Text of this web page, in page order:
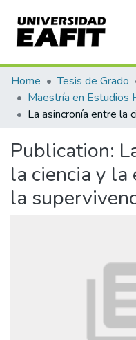
Communities &
All of DSpace
Home Tesis de Grado
Publication:
la ciencia y la
la